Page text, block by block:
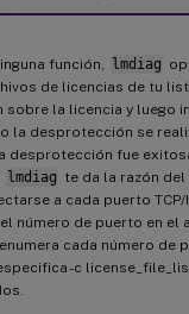
función, lmdiag
de licencias de tu
sobre la licencia y luego
la desprotección se
desprotección fue
lmdiag te da la razón
a cada puerto
número de puerto en el
enumera cada número de
-c